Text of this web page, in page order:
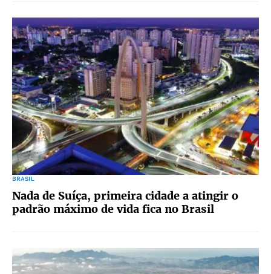
BRASIL
Nada de Suíça, primeira cidade a atingir o
padrão máximo de vida fica no Brasil